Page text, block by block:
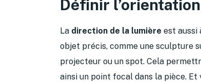
Définir
La direction de la lumière est aussi
objet précis, comme une sculpture
projecteur ou un spot. Cela
ainsi un point focal dans la pièce.